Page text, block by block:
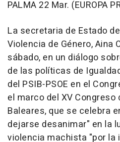
PALMA 22 Mar. (EUROPA
La secretaria de Estado
Violencia de Género, Aina
sábado, en un diálogo
de las políticas de
del PSIB-PSOE en el
el marco del XV
Baleares, que se celebra
dejarse desanimar" en la
violencia machista "por la